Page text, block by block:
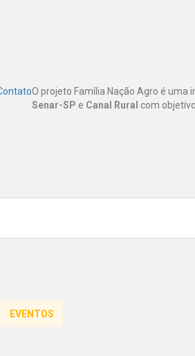
O projeto Família Nação Agro é uma
Senar-SP e Canal Rural com
EVENTOS